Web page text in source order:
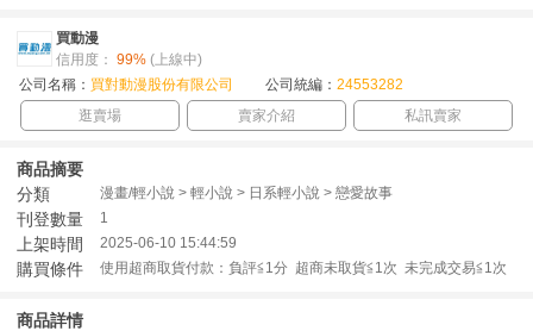
買動漫
信用度： 99% (上線中)
公司名稱： 買對動漫股份有限公司 公司統編： 24553282
逛賣場
賣家介紹 私訊賣家
商品摘要
分類
漫畫/輕小說 > 輕小說 > 日系輕小說 > 戀愛故事
刊登數量 1
上架時間 2025-06-10 15:44:59
購買條件 使用超商取貨付款：負評≦1分 超商未取貨≦1次 未完成交易≦1次
商品詳情